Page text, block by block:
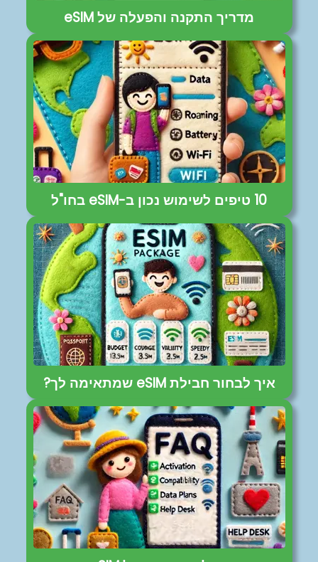
מדריך התקנה והפעלה של eSIM
10 טיפים לשימוש נכון ב-eSIM בחו"ל
איך לבחור חבילת eSIM שמתאימה לך?